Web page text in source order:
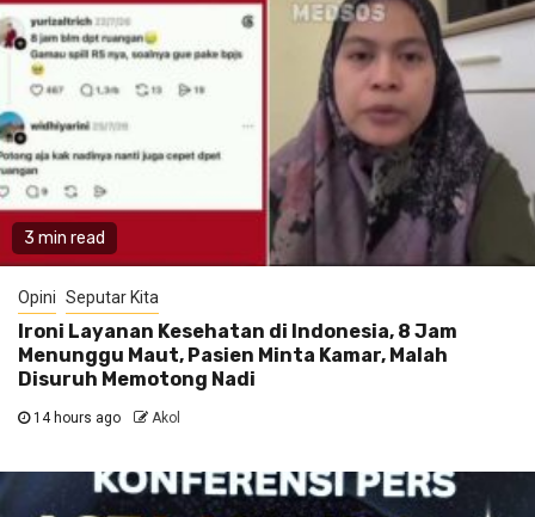
3 min read
Opini Seputar Kita
Ironi Layanan Kesehatan di Indonesia, 8 Jam
Menunggu Maut, Pasien Minta Kamar, Malah
Disuruh Memotong Nadi
14 hours ago Akol